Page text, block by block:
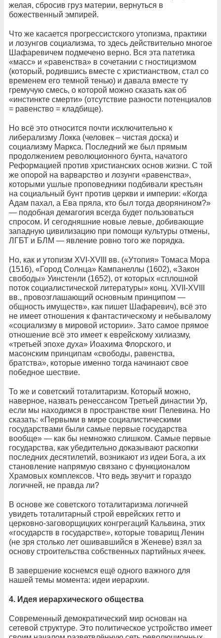
желая, сбросив груз материи, вернуться в
божественный эмпирей.
Что же касается прогрессистского утопизма, практики
и лозунгов социализма, то здесь действительно многое
Шафаревичем подмечено верно. Вся эта патетика
«масс» и «равенства» в сочетании с гностицизмом
(который, родившись вместе с христианством, стал со
временем его темной тенью) и давала вместе ту
гремучую смесь, о которой можно сказать как об
«инстинкте смерти» (отсутствие разности потенциалов
= равенство = кладбище).
Но всё это относится почти исключительно к
либерализму Локка (человек – чистая доска) и
социализму Маркса. Последний же был прямым
продолжением революционного бунта, начатого
Реформацией против христианских основ жизни. С той
же опорой на варварство и лозунги «равенства»,
которыми ушлые проповедники подбивали крестьян
на социальный бунт против церкви и империи: «Когда
Адам пахал, а Ева пряла, кто был тогда дворянином?»
— подобная демагогия всегда будет пользоваться
спросом. И сегодняшние новые левые, добивающие
западную цивилизацию при помощи культуры отмены,
ЛГБТ и БЛМ — явление ровно того же порядка.
Но, как и утопизм XVI-XVIII вв. («Утопия» Томаса Мора
(1516), «Город Солнца» Кампанеллы (1602), «Закон
свободы» Уинстенли (1652), от которых «сплошной
поток социалистической литературы» конц. XVII-XVIII
вв., провозглашающий основным принципом —
общность имуществ», как пишет Шафаревич), всё это
не имеет отношения к фантастическому и небывалому
«социализму в мировой истории». Зато самое прямое
отношение всё это имеет к еврейскому хилиазму,
«третьей эпохе духа» Иоахима Флорского, и
масонским принципам «свободы, равенства,
братства», которые именно тогда начинают свое
победное шествие.
То же и советский тоталитаризм. Который можно,
наверное, назвать ренессансом Третьей династии Ур,
если мы находимся в пространстве книг Пелевина. Но
сказать: «Первыми в мире социалистическими
государствами были самые первые государства
вообще» — как бы немножко слишком. Самые первые
государства, как убедительно доказывают раскопки
последних десятилетий, возникают из идеи Бога, а их
становление напрямую связано с функционалом
Храмовых комплексов. Что ведь звучит и гораздо
логичней, не правда ли?
В основе же советского тоталитаризма логичней
увидеть тоталитарный строй еврейских гетто и
церковно-заговорщицких конгрегаций Кальвина, этих
«государств в государстве», которые товарищ Ленин
(не зря столько лет ошивавшийся в Женеве) взял за
основу строительства собственных партийных ячеек.
В завершение коснемся ещё одного важного для
нашей темы момента: идеи иерархии.
4. Идея иерархического общества
Современный демократический мир основан на
сетевой структуре. Это политическое устройство имеет